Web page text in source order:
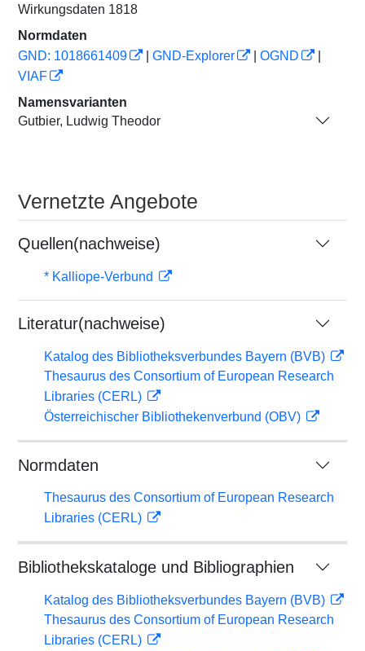
Wirkungsdaten 1818
Normdaten
GND: 1018661409
GND-Explorer OGND
VIAF
Namensvarianten
Gutbier, Ludwig Theodor
Vernetzte Angebote
Quellen(nachweise)
* Kalliope-Verbund
Literatur(nachweise)
Katalog des Bibliotheksverbundes Bayern (BVB)
Thesaurus des Consortium of European Research
Libraries (CERL)
Österreichischer Bibliothekenverbund (OBV)
Normdaten
Thesaurus des Consortium of European Research
Libraries (CERL)
Bibliothekskataloge und Bibliographien
Katalog des Bibliotheksverbundes Bayern (BVB)
Thesaurus des Consortium of European Research
Libraries (CERL)